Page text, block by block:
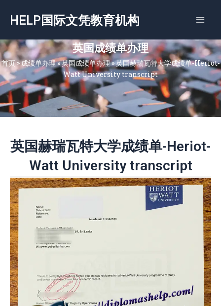
容
HELP国际文凭教育机构
英国成绩单办理
首页»成绩单办理»英国成绩单办理»英国赫瑞瓦特大学成绩单-Heriot-
Watt University transcript
英国赫瑞瓦特大学成绩单-Heriot-
Watt University transcript